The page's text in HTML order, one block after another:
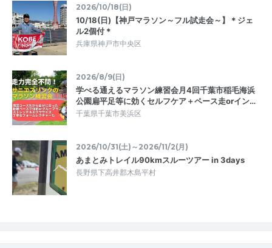
2026/10/18(日)
10/18(日)【神戸マラソン～フル試走会～】＊ジェ
ル2個付＊
兵庫県神戸市中央区
2026/8/9(日)
学べる通えるマラソン練習会月4回千葉市稲毛海浜
公園扁平足等に効くセルフケア＋ペース走orイン…
千葉県千葉市美浜区
2026/10/31(土)～2026/11/2(月)
あまとみトレイル90kmスルーツアー in 3days
長野県下高井郡木島平村